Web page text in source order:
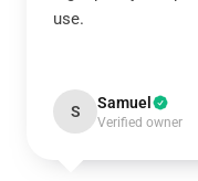
use.
S Samuel
Verified owner